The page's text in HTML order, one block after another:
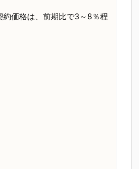
価格は、前期比で3～8％程